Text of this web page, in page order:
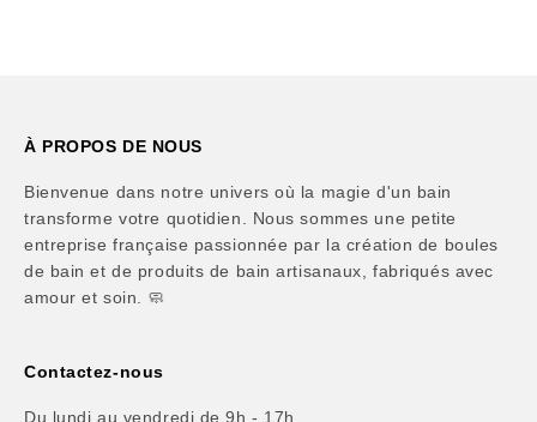
À PROPOS DE NOUS
Bienvenue dans notre univers où la magie d'un bain
transforme votre quotidien. Nous sommes une petite
entreprise française passionnée par la création de boules
de bain et de produits de bain artisanaux, fabriqués avec
amour et soin. 🧼
Contactez-nous
Du lundi au vendredi de 9h - 17h